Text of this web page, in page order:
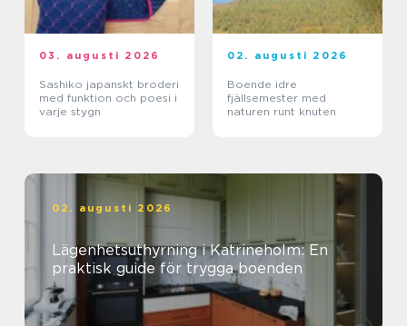
03. augusti 2026
Sashiko japanskt broderi
med funktion och poesi i
varje stygn
02. augusti 2026
Boende idre
fjällsemester med
naturen runt knuten
02. augusti 2026
Lägenhetsuthyrning i Katrineholm: En
praktisk guide för trygga boenden